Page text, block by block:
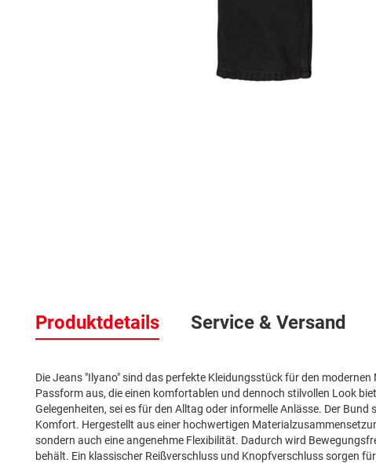
Produktdetails
Die Jeans "Ilyano" sind das perfekte Kleidungsstück für den
Passform aus, die einen komfortablen und dennoch stilvollen Look
Gelegenheiten, sei es für den Alltag oder informelle Anlässe. Der
Komfort. Hergestellt aus einer hochwertigen
sondern auch eine angenehme Flexibilität. Dadurch wird
behält. Ein klassischer Reißverschluss und Knopfverschluss sorgen
Service & Versand